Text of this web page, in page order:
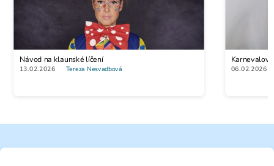
Návod na klaunské líčení
13.02.2026 Tereza Nesvadbová 06.02.2026